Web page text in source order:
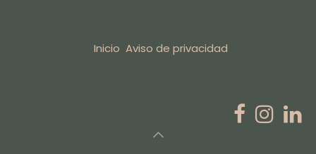
Inicio Aviso de privacidad